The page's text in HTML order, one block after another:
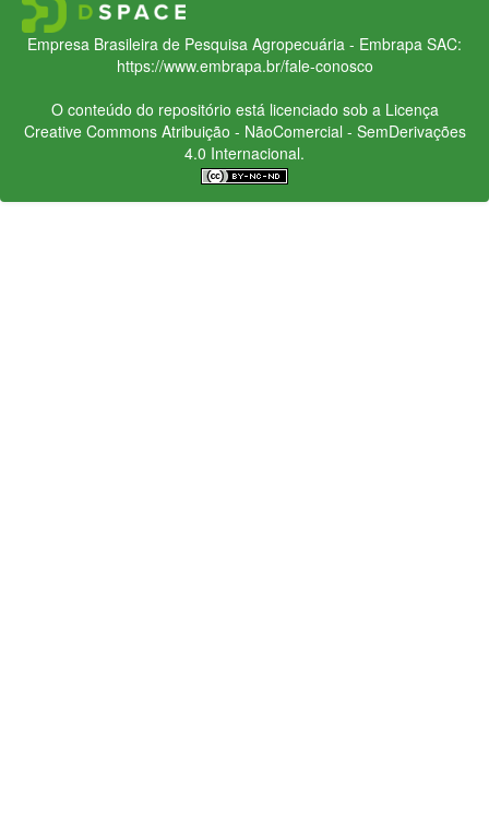
Empresa Brasileira de Pesquisa Agropecuária - Embrapa SAC:
https://www.embrapa.br/fale-conosco
O conteúdo do repositório está licenciado sob a Licença
Creative CommonsAtribuição - NãoComercial - SemDerivações
4.0 Internacional.